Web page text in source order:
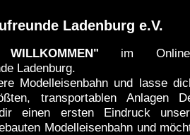
Ladenburg e.V.
im Online-
Ladenburg.
Modelleisenbahn und lasse
transportablen Anlagen
dir einen ersten Eindruck
Modelleisenbahn und